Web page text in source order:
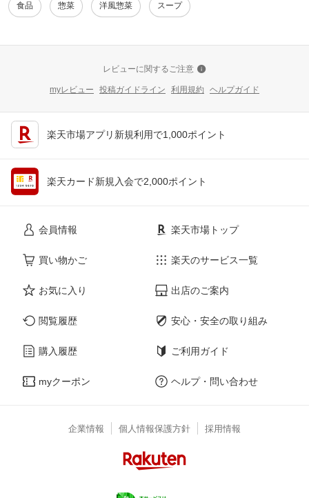
食品 惣菜 洋風惣菜 スープ
レビューに関するご注意
myレビュー 投稿ガイドライン 利用規約 ヘルプガイド
楽天市場アプリ新規利用で1,000ポイント
楽天カード新規入会で2,000ポイント
会員情報
買い物かご
お気に入り
閲覧履歴
購入履歴
myクーポン
楽天市場トップ
楽天のサービス一覧
出店のご案内
安心・安全の取り組み
ご利用ガイド
ヘルプ・問い合わせ
企業情報 個人情報保護方針 採用情報